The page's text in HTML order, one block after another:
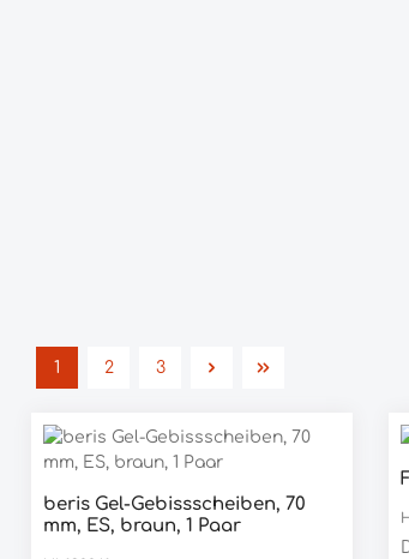
Seite
1
Seite
2
Seite
3
Produkt Anzahl: Gib
Stück
beris Gel-Gebissscheiben, 70
mm, ES, braun, 1 Paar